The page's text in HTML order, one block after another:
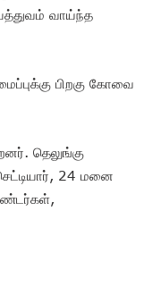
வாய்ந்த
பிறகு கோவை
தெலுங்கு
24 மனை